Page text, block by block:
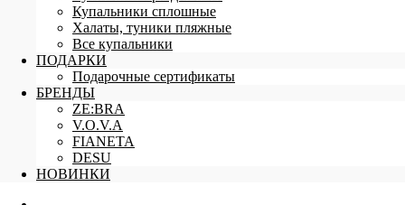
Купальники сплошные
Халаты, туники пляжные
Все купальники
ПОДАРКИ
Подарочные сертификаты
БРЕНДЫ
ZE:BRA
V.O.V.A
FIANETA
DESU
НОВИНКИ